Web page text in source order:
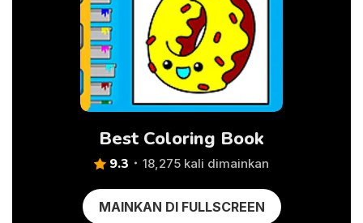
Best Coloring Book
9.3 18,275 kali dimainkan
MAINKAN DI FULLSCREEN